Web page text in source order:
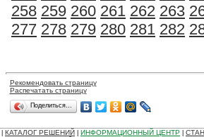
258 259 260 261 262 263
277 278 279 280 281 282
Рекомендовать страницу
Распечатать страницу
Поделиться…
КАТАЛОГ РЕШЕНИЙ ИНФОРМАЦИОННЫЙ ЦЕНТР